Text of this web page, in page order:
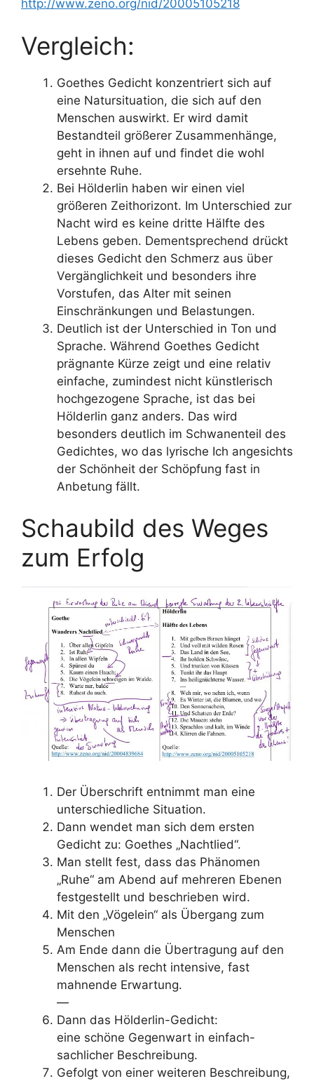
http://www.zeno.org/nid/20005105218
Vergleich:
Goethes Gedicht konzentriert sich auf
eine Natursituation, die sich auf den
Menschen auswirkt. Er wird damit
Bestandteil größerer Zusammenhänge,
geht in ihnen auf und findet die wohl
ersehnte Ruhe.
Bei Hölderlin haben wir einen viel
größeren Zeithorizont. Im Unterschied zur
Nacht wird es keine dritte Hälfte des
Lebens geben. Dementsprechend drückt
dieses Gedicht den Schmerz aus über
Vergänglichkeit und besonders ihre
Vorstufen, das Alter mit seinen
Einschränkungen und Belastungen.
Deutlich ist der Unterschied in Ton und
Sprache. Während Goethes Gedicht
prägnante Kürze zeigt und eine relativ
einfache, zumindest nicht künstlerisch
hochgezogene Sprache, ist das bei
Hölderlin ganz anders. Das wird
besonders deutlich im Schwanenteil des
Gedichtes, wo das lyrische Ich angesichts
der Schönheit der Schöpfung fast in
Anbetung fällt.
Schaubild des Weges
zum Erfolg
Der Überschrift entnimmt man eine
unterschiedliche Situation.
Dann wendet man sich dem ersten
Gedicht zu: Goethes „Nachtlied“.
Man stellt fest, dass das Phänomen
„Ruhe“ am Abend auf mehreren Ebenen
festgestellt und beschrieben wird.
Mit den „Vögelein“ als Übergang zum
Menschen
Am Ende dann die Übertragung auf den
Menschen als recht intensive, fast
mahnende Erwartung.
—
Dann das Hölderlin-Gedicht:
eine schöne Gegenwart in einfach-
sachlicher Beschreibung.
Gefolgt von einer weiteren Beschreibung,